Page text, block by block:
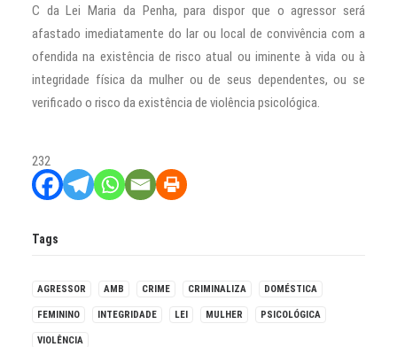
C da Lei Maria da Penha, para dispor que o agressor será
afastado imediatamente do lar ou local de convivência com a
ofendida na existência de risco atual ou iminente à vida ou à
integridade física da mulher ou de seus dependentes, ou se
verificado o risco da existência de violência psicológica.
232
Tags
AGRESSOR AMB CRIME CRIMINALIZA DOMÉSTICA
FEMININO INTEGRIDADE LEI MULHER PSICOLÓGICA
VIOLÊNCIA